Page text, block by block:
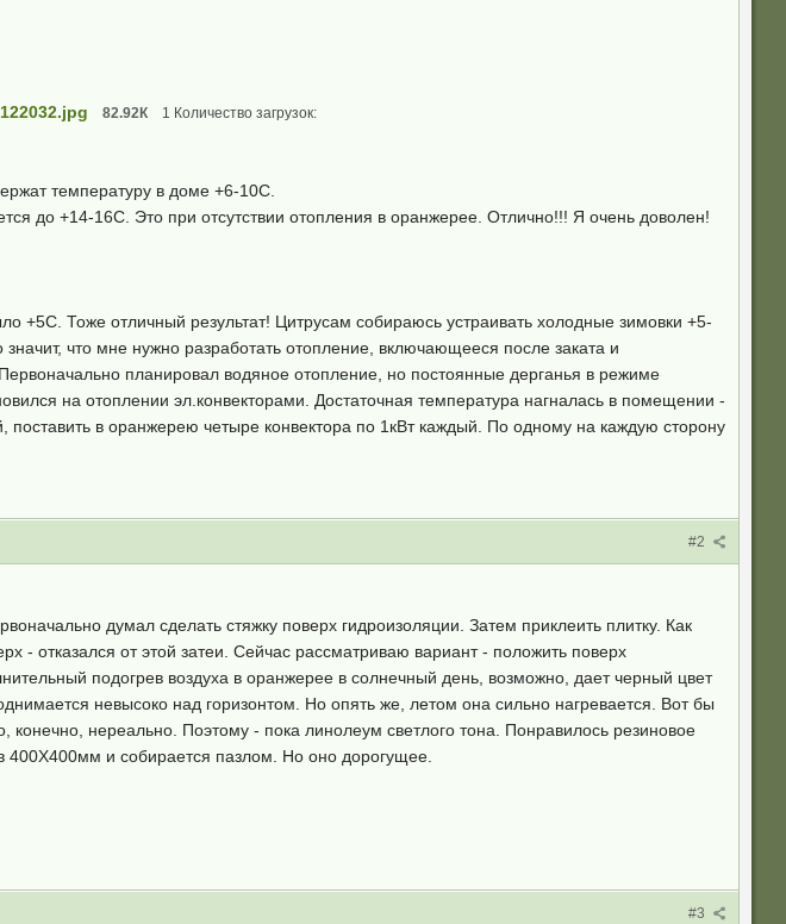
82.92К 1 Количество загрузок:
температуру в доме +6-10С.
до +14-16С. Это при отсутствии отопления в оранжерее. Отлично!!! Я очень доволен!
+5С. Тоже отличный результат! Цитрусам собираюсь устраивать холодные зимовки +5-
что мне нужно разработать отопление, включающееся после заката и
планировал водяное отопление, но постоянные дерганья в режиме
на отоплении эл.конвекторами. Достаточная температура нагналась в помещении -
в оранжерею четыре конвектора по 1кВт каждый. По одному на каждую сторону
#2
думал сделать стяжку поверх гидроизоляции. Затем приклеить плитку. Как
- отказался от этой затеи. Сейчас рассматриваю вариант - положить поверх
подогрев воздуха в оранжерее в солнечный день, возможно, дает черный цвет
невысоко над горизонтом. Но опять же, летом она сильно нагревается. Вот бы
конечно, нереально. Поэтому - пока линолеум светлого тона. Понравилось резиновое
400Х400мм и собирается пазлом. Но оно дорогущее.
#3